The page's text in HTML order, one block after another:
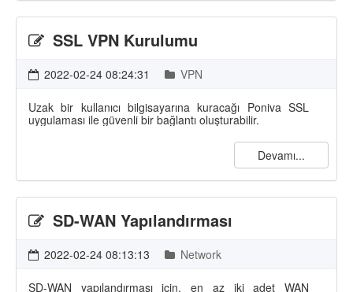
SSL VPN Kurulumu
2022-02-24 08:24:31 VPN
Uzak bir kullanıcı bilgisayarına kuracağı Poniva SSL
uygulaması ile güvenli bir bağlantı oluşturabilir.
Devamı...
SD-WAN Yapılandırması
2022-02-24 08:13:13 Network
SD-WAN yapılandırması için, en az iki adet WAN